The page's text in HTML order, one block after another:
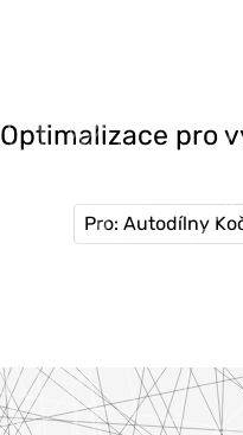
Optimalizace pro
Pro: Autodílny